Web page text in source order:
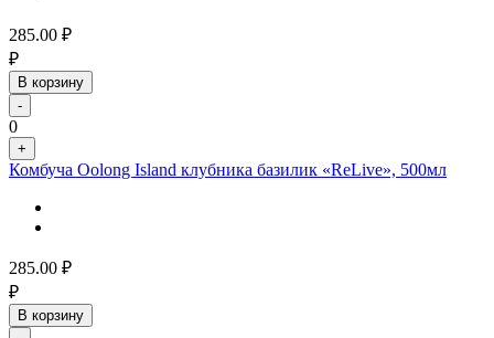
285.00 ₽
₽
В корзину
-
0
+
Комбуча Oolong Island клубника базилик «ReLive», 500мл
285.00 ₽
₽
В корзину